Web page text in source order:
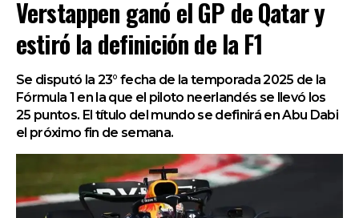
Verstappen ganó el GP de Qatar y
estiró la definición de la F1
Se disputó la 23° fecha de la temporada 2025 de la
Fórmula 1 en la que el piloto neerlandés se llevó los
25 puntos. El título del mundo se definirá en Abu Dabi
el próximo fin de semana.